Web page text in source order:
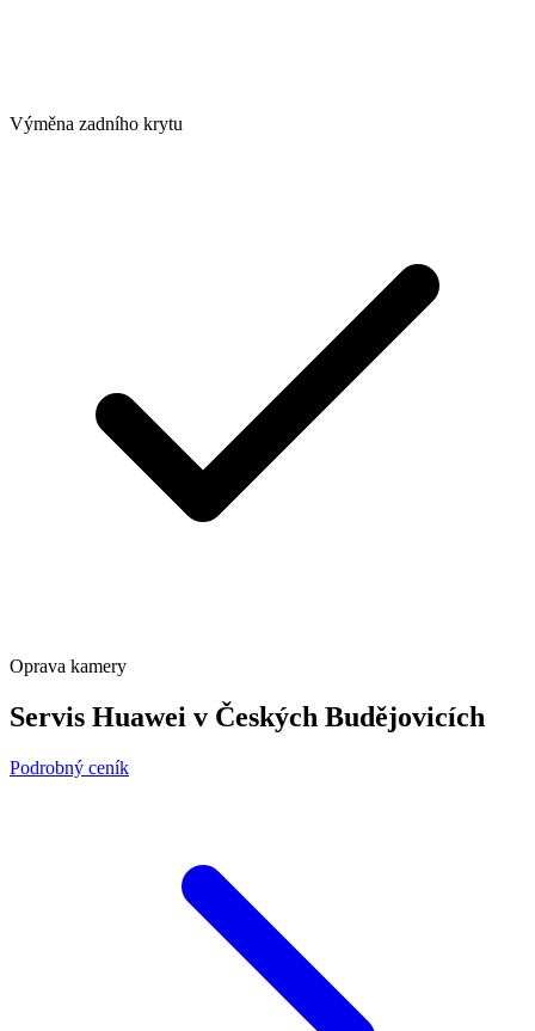
Výměna zadního krytu
Oprava kamery
Servis Huawei v Českých Budějovicích
Podrobný ceník